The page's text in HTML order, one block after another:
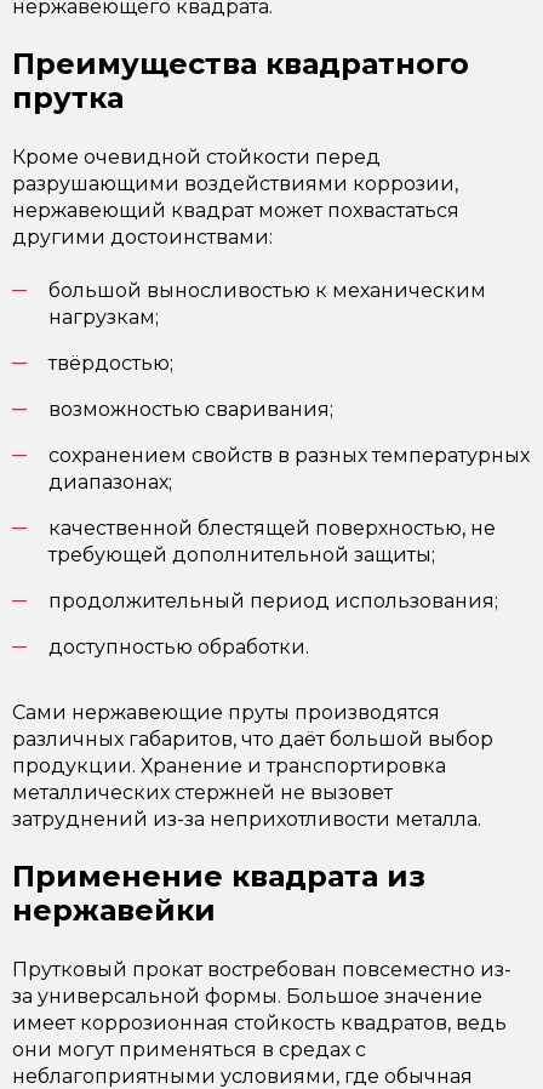
нержавеющего квадрата.
Преимущества квадратного
прутка
Кроме очевидной стойкости перед
разрушающими воздействиями коррозии,
нержавеющий квадрат может похвастаться
другими достоинствами:
большой выносливостью к механическим
нагрузкам;
твёрдостью;
возможностью сваривания;
сохранением свойств в разных температурных
диапазонах;
качественной блестящей поверхностью, не
требующей дополнительной защиты;
продолжительный период использования;
доступностью обработки.
Сами нержавеющие пруты производятся
различных габаритов, что даёт большой выбор
продукции. Хранение и транспортировка
металлических стержней не вызовет
затруднений из-за неприхотливости металла.
Применение квадрата из
нержавейки
Прутковый прокат востребован повсеместно из-
за универсальной формы. Большое значение
имеет коррозионная стойкость квадратов, ведь
они могут применяться в средах с
неблагоприятными условиями, где обычная